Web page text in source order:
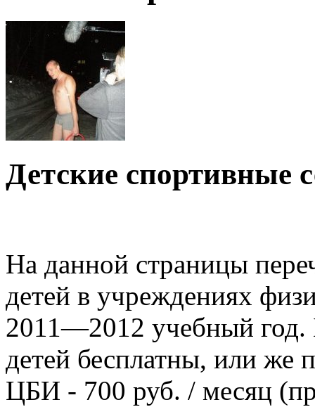
Детские спортивные
На данной страницы
детей в учреждениях
2011—2012 учебный год.
детей бесплатны, или же
ЦБИ - 700 руб. / месяц